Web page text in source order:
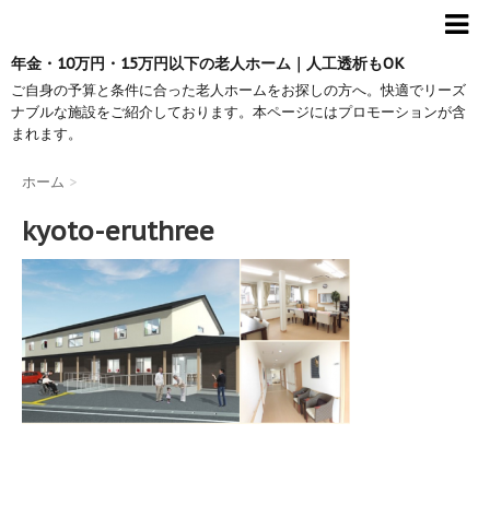
年金・10万円・15万円以下の老人ホーム｜人工透析もOK
ご自身の予算と条件に合った老人ホームをお探しの方へ。快適でリーズ
ナブルな施設をご紹介しております。本ページにはプロモーションが含
まれます。
ホーム >
kyoto-eruthree